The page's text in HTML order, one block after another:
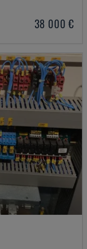
38 000 €